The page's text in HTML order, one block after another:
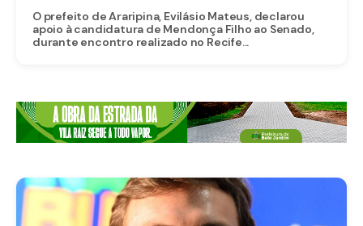
O prefeito de Araripina, Evilásio Mateus, declarou
apoio à candidatura de Mendonça Filho ao Senado,
durante encontro realizado no Recife...